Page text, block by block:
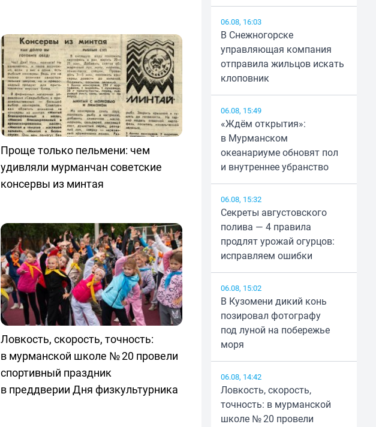
Проще только пельмени: чем
удивляли мурманчан советские
консервы из минтая
Ловкость, скорость, точность:
в мурманской школе № 20 провели
спортивный праздник
в преддверии Дня физкультурника
06.08, 16:03
В Снежногорске
управляющая компания
отправила жильцов искать
клоповник
06.08, 15:49
«Ждём открытия»:
в Мурманском
океанариуме обновят пол
и внутреннее убранство
06.08, 15:32
Секреты августовского
полива — 4 правила
продлят урожай огурцов:
исправляем ошибки
06.08, 15:02
В Кузомени дикий конь
позировал фотографу
под луной на побережье
моря
06.08, 14:42
Ловкость, скорость,
точность: в мурманской
школе № 20 провели